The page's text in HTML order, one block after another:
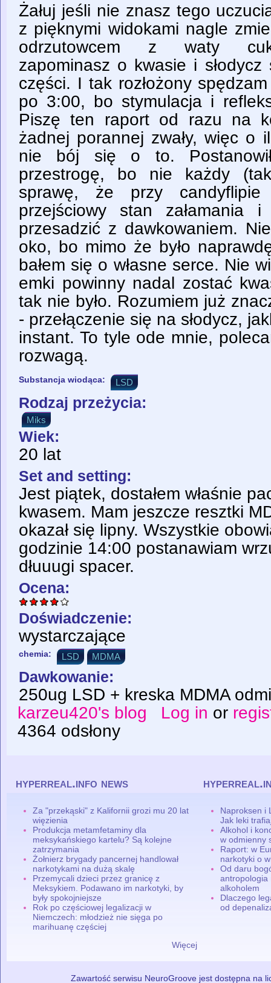
Żałuj jeśli nie znasz tego
z pięknymi widokami nagle
odrzutowcem z waty
zapominasz o kwasie i słodycz
części. I tak rozłożony
po 3:00, bo stymulacja i
Piszę ten raport od razu na
żadnej porannej zwały, więc o
nie bój się o to.
przestrogę, bo nie każdy
sprawę, że przy
przejściowy stan załamania
przesadzić z dawkowaniem.
oko, bo mimo że było
bałem się o własne serce. Nie
emki powinny nadal zostać
tak nie było. Rozumiem już
- przełączenie się na słodycz,
instant. To tyle ode mnie,
rozwagą.
Substancja wiodąca: LSD
Rodzaj przeżycia:
Miks
Wiek:
20 lat
Set and setting:
Jest piątek, dostałem właśnie
kwasem. Mam jeszcze resztki
okazał się lipny. Wszystkie
godzinie 14:00 postanawiam
dłuuugi spacer.
Ocena:
Doświadczenie:
wystarczające
chemia: LSD MDMA
Dawkowanie:
250ug LSD + kreska MDMA
karzeu420's blog
Log in or
4364 odsłony
hyperreal.info news
Za "przekąski" z Kalifornii grozi mu 20 lat
więzienia
Produkcja metamfetaminy dla
meksykańskiego kartelu? Są kolejne
zatrzymania
Żołnierz brygady pancernej handlował
narkotykami na dużą skalę
Przemycali dzieci przez granicę z
Meksykiem. Podawano im narkotyki, by
były spokojniejsze
Rok po częściowej legalizacji w
Niemczech: młodzież nie sięga po
marihuanę częściej
Więcej
Naproksen i
Jak leki
Alkohol i
w odmienny
Raport: w
narkotyki o
Od daru
antropologia
alkoholem
Dlaczego
od
Zawartość serwisu NeuroGroove jest dostępna na